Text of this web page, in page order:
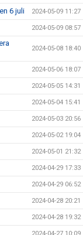
6 juli 2024-05-09 11:27
2024-05-09 08:57
2024-05-08 18:40
2024-05-06 18:07
2024-05-05 14:31
2024-05-04 15:41
2024-05-03 20:56
2024-05-02 19:04
2024-05-01 21:32
2024-04-29 17:33
2024-04-29 06:52
2024-04-28 20:21
2024-04-28 19:32